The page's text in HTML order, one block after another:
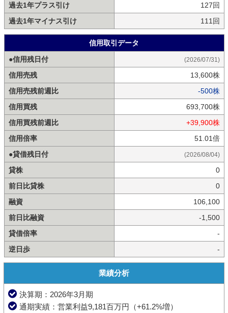
過去1年プラス引け
127回
過去1年マイナス引け
111回
信用取引データ
●信用残日付
(2026/07/31)
信用売残
13,600株
信用売残前週比
-500株
信用買残
693,700株
信用買残前週比
+39,900株
信用倍率
51.01倍
●貸借残日付
(2026/08/04)
貸株
0
前日比貸株
0
融資
106,100
前日比融資
-1,500
貸借倍率
-
逆日歩
-
業績分析
決算期：2026年3月期
通期実績：営業利益9,181百万円（+61.2%増）